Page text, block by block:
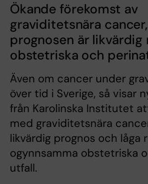
Ökande förekomst av
graviditetsnära
prognosen är likvärdig
obstetriska och
Även om cancer under
över tid i Sverige, så visar
från Karolinska Institutet
med graviditetsnära
likvärdig prognos och låga
ogynnsamma obstetriska
utfall.